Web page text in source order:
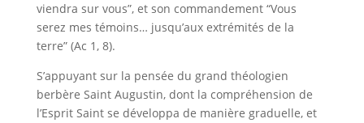
viendra sur vous”, et son commandement “Vous
serez mes témoins… jusqu’aux extrémités de la
terre” (Ac 1, 8).
S’appuyant sur la pensée du grand théologien
berbère Saint Augustin, dont la compréhension de
l’Esprit Saint se développa de manière graduelle, et